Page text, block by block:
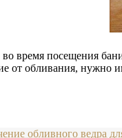
время посещения
от обливания, нужно
обливного ведра